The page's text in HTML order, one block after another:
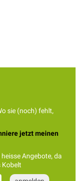
sie (noch) fehlt,
jetzt meinen
Angebote, da
Kobelt